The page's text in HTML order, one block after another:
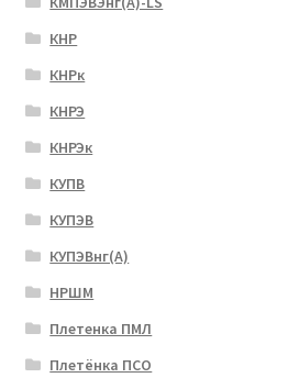
КНР
КНРк
КНРЭ
КНРЭк
КУПВ
КУПЭВ
КУПЭВнг(А)
НРШМ
Плетенка ПМЛ
Плетёнка ПСО